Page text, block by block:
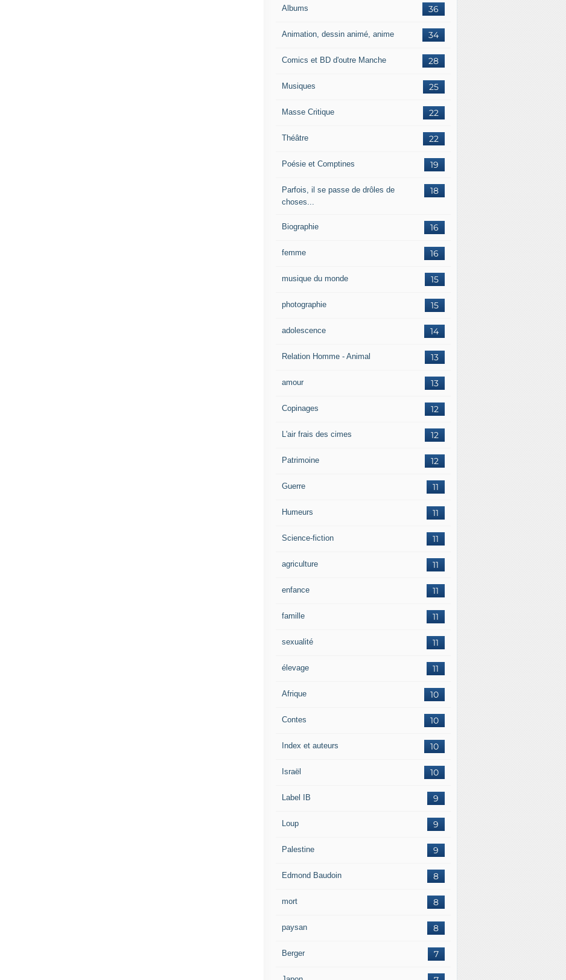
36
Albums
34
Animation, dessin animé, anime
28
Comics et BD d'outre Manche
25
Musiques
22
Masse Critique
22
Théâtre
19
Poésie et Comptines
18
Parfois, il se passe de drôles de
choses...
16
Biographie
16
femme
15
musique du monde
15
photographie
14
adolescence
13
Relation Homme - Animal
13
amour
12
Copinages
12
L'air frais des cimes
12
Patrimoine
11
Guerre
11
Humeurs
11
Science-fiction
11
agriculture
11
enfance
11
famille
11
sexualité
11
élevage
10
Afrique
10
Contes
10
Index et auteurs
10
Israël
9
Label IB
9
Loup
9
Palestine
8
Edmond Baudoin
8
mort
8
paysan
7
Berger